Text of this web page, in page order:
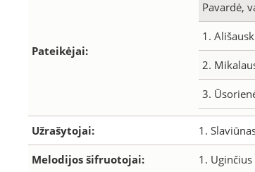
Pateikėjai:
Pavardė,
1.
2.
3.
Užrašytojai: 1.
Melodijos šifruotojai: 1.